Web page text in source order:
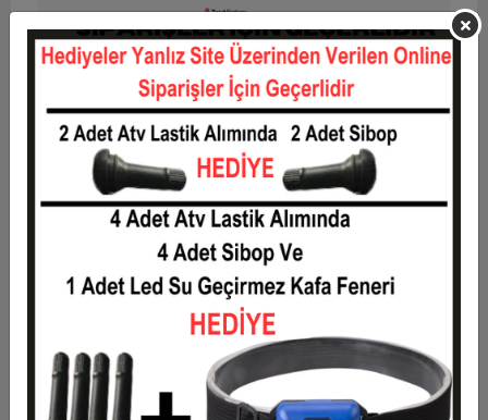
Taksit Taksit Tutarı
Toplam Tutar
1,18 TL
1,18 TL
2
0,59 TL
1,18 TL
0,42 TL
1,26 TL
4
0,32 TL
1,29 TL
0,26 TL
6
0,22 TL
1,33 TL
0,19 TL
8
0,17 TL
9
0,16 TL
1,40 TL